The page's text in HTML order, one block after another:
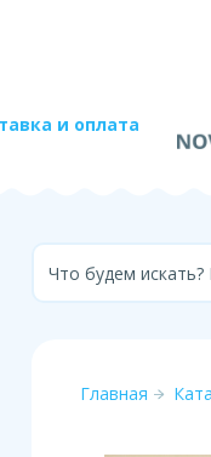
и оплата
Что будем
Главная